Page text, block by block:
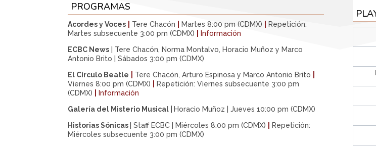
PROGRAMAS
Acordes y Voces Tere Chacón Martes 8:00 pm (CDMX)
Repetición:
Martes subsecuente 3:00 pm (CDMX)
Información
ECBC News | Tere Chacón, Norma Montalvo, Horacio Muñoz y Marco
Antonio Brito | Sábados 3:00 pm (CDMX)
El Círculo Beatle
Tere Chacón, Arturo Espinosa y Marco Antonio Brito
Viernes 8:00 pm (CDMX)
Repetición: Viernes subsecuente 3:00 pm
(CDMX)
Información
Galería del Misterio Musical | Horacio Muñoz | Jueves 10:00 pm (CDMX)
Historias Sónicas
| Staff ECBC | Miércoles 8:00 pm (CDMX)
Repetición:
Miércoles subsecuente 3:00 pm (CDMX)